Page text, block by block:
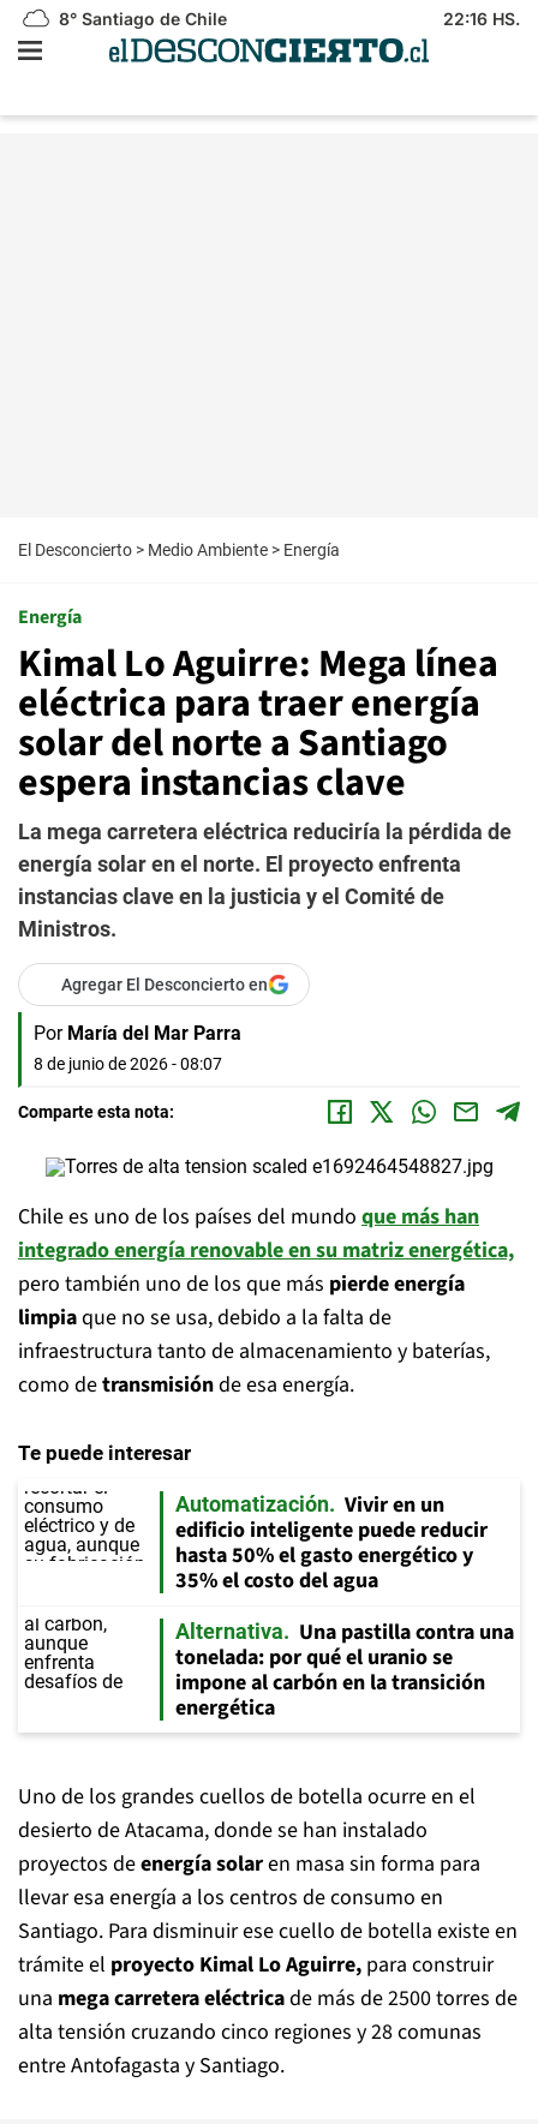
8° Santiago de Chile 22:16 HS.
El Desconcierto > Medio Ambiente > Energía
Energía
Kimal Lo Aguirre: Mega línea
eléctrica para traer energía
solar del norte a Santiago
espera instancias clave
La mega carretera eléctrica reduciría la pérdida de
energía solar en el norte. El proyecto enfrenta
instancias clave en la justicia y el Comité de
Ministros.
Agregar El Desconcierto en
Por María del Mar Parra
8 de junio de 2026 - 08:07
Comparte esta nota:
Chile es uno de los países del mundo que más han
integrado energía renovable en su matriz energética,
pero también uno de los que más pierde energía
limpiaque no se usa, debido a la falta de
infraestructura tanto de almacenamiento y baterías,
como detransmisiónde esa energía.
Te puede interesar
Automatización
Vivir en un
edificio inteligente puede reducir
hasta 50% el gasto energético y
35% el costo del agua
Alternativa
Una pastilla contra una
tonelada: por qué el uranio se
impone al carbón en la transición
energética
Uno de los grandes cuellos de botella ocurre en el
desierto de Atacama, donde se han instalado
proyectos deenergía solaren masa sin forma para
llevar esa energía a los centros de consumo en
Santiago. Para disminuir ese cuello de botella existe en
trámite el proyecto Kimal Lo Aguirre, para construir
una mega carretera eléctricade más de 2500 torres de
alta tensión cruzando cinco regiones y 28 comunas
entre Antofagasta y Santiago.